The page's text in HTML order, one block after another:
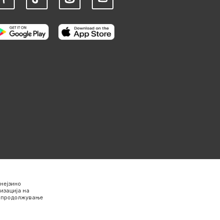
на
продолжување